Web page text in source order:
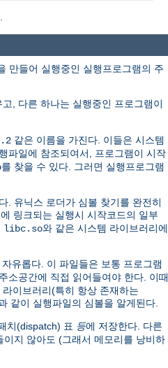
만들어 실행중인 실행프로그램의 주
, 다른 하나는 실행중인 프로그램이
같은 이름을 가진다. 이들은 시스템
파일에 참조되여서, 프로그램이 시작
를 찾을 수 있다. 그러면 실행프로그램
. 유닉스 로더가 심볼 찾기를 완전히
링크되는 실행시 시작코드의 일부
libc.so와 같은 시스템 라이브러리에
유롭다. 이 파일들은 보통 프로그램
소공간에 직접 읽어들여야 한다. 이때
이브러리(특히 항상 존재하는
같이 실행파일의 심볼을 알게된다.
치(dispatch) 표 등에 저장한다. 다른
지 않아도 (그래서 메모리를 낭비하